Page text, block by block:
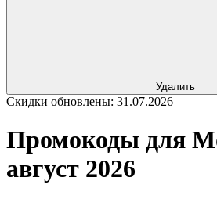
Удалить
Скидки обновлены: 31.07.2026
Промокоды для
август 2026